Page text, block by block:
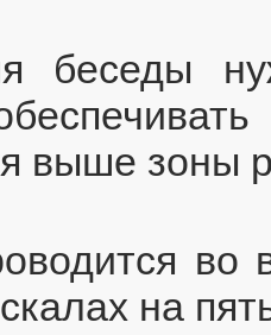
беседы
выше зоны
во
на